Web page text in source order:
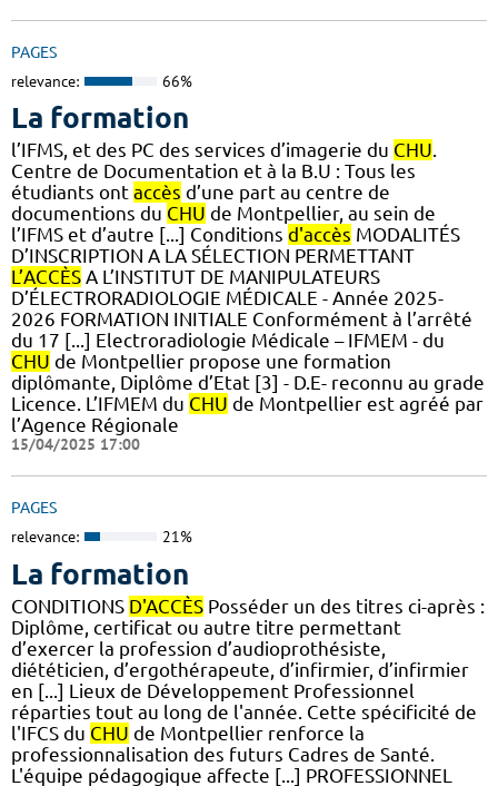
PAGES
relevance: 66%
La formation
l’IFMS, et des PC des services d’imagerie du CHU.
Centre de Documentation et à la B.U : Tous les
étudiants ont accès d’une part au centre de
documentions du CHU de Montpellier, au sein de
l’IFMS et d’autre [...] Conditions d'accès MODALITÉS
D’INSCRIPTION A LA SÉLECTION PERMETTANT
L’ACCÈS A L’INSTITUT DE MANIPULATEURS
D’ÉLECTRORADIOLOGIE MÉDICALE - Année 2025-
2026 FORMATION INITIALE Conformément à l’arrêté
du 17 [...] Electroradiologie Médicale – IFMEM - du
CHU de Montpellier propose une formation
diplômante, Diplôme d’Etat [3] - D.E- reconnu au grade
Licence. L’IFMEM du CHU de Montpellier est agréé par
l’Agence Régionale
15/04/2025 17:00
PAGES
relevance: 21%
La formation
CONDITIONS D'ACCÈS Posséder un des titres ci-après :
Diplôme, certificat ou autre titre permettant
d’exercer la profession d’audioprothésiste,
diététicien, d’ergothérapeute, d’infirmier, d’infirmier
en [...] Lieux de Développement Professionnel
réparties tout au long de l'année. Cette spécificité de
l'IFCS du CHU de Montpellier renforce la
professionnalisation des futurs Cadres de Santé.
L'équipe pédagogique affecte [...] PROFESSIONNEL